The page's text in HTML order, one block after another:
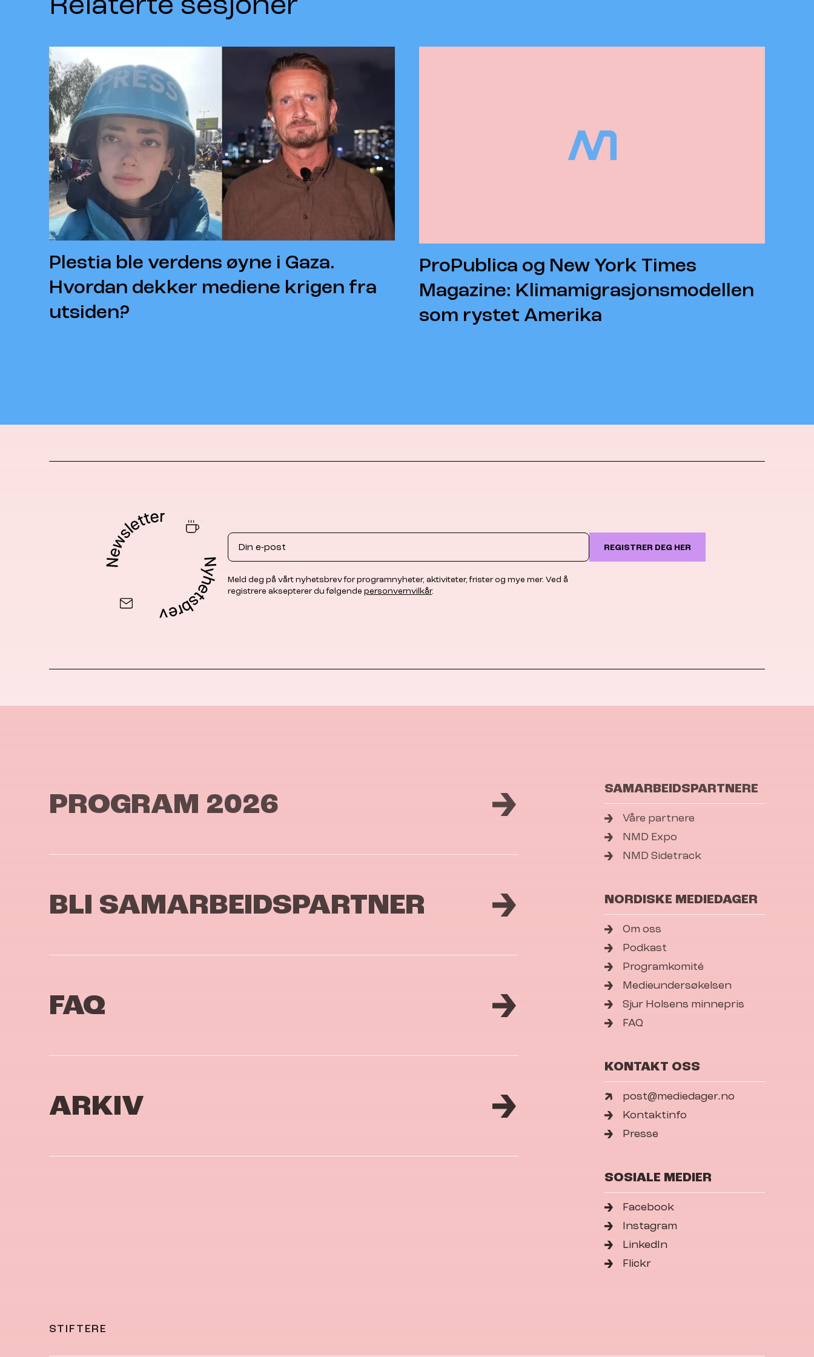
Plestia ble verdens øyne i Gaza.
Hvordan dekker mediene krigen fra
utsiden?
ProPublica og New York Times
Magazine: Klimamigrasjonsmodellen
som rystet Amerika
Email
REGISTRER DEG HER
Meld deg på vårt nyhetsbrev for programnyheter, aktiviteter, frister og mye mer. Ved å
registrere aksepterer du følgendepersonvernvilkår.
PROGRAM 2026
BLI SAMARBEIDSPARTNER
FAQ
ARKIV
SAMARBEIDSPARTNERE
Våre partnere
NMD Expo
NMD Sidetrack
NORDISKE MEDIEDAGER
Om oss
Podkast
Programkomité
Medieundersøkelsen
Sjur Holsens minnepris
FAQ
KONTAKT OSS
post@mediedager.no
Kontaktinfo
Presse
SOSIALE MEDIER
Facebook
Instagram
LinkedIn
Flickr
STIFTERE